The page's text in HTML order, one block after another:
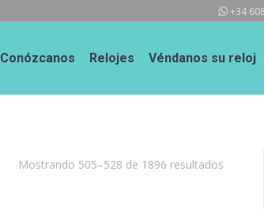
+34
Conózcanos Relojes Véndanos su reloj
Mostrando 505–528 de 1896 resultados